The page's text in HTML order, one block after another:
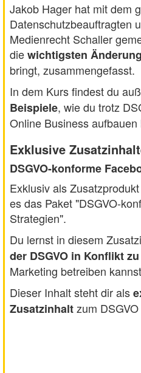
Jakob Hager hat mit dem
Datenschutzbeauftragten
Medienrecht Schaller
diewichtigsten
bringt, zusammengefasst.
In dem Kurs findest du
Beispiele, wie du trotz
Online Business aufbauen
Exklusive
DSGVO-konforme
Exklusiv als
es das Paket "DSGVO-
Strategien".
Du lernst in diesem
der DSGVO in Konflikt
Marketing betreiben
Dieser Inhalt steht dir als
Zusatzinhaltzum